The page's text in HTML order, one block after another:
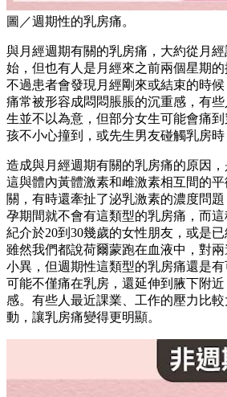
圖／週期性的乳房痛。
與月經週期有關的乳房痛，大約從月
始，但也有人是月經來之前兩個星期的
不過患者會發現月經剛來或結束的時
痛常被形容成悶悶脹脹的沉重感，有
生並不以為意，但部分女生可能會痛
孩不小心撞到，或先生男友碰觸乳房時
造成與月經週期有關的乳房痛的原因，
這與體內黃體激素和雌激素相互間的
關，有時還牽扯了泌乳激素的濃度問
孕期間就不會有這類型的乳房痛，而
紀介於20到30幾歲的女性朋友，或是已
雖然我們都說荷爾蒙跑在血液中，對
小異，但週期性這類型的乳房痛還是
可能不僅痛在乳房，還延伸到腋下附
感。有些人最近課業、工作的壓力比
動，讓乳房痛變得更明顯。